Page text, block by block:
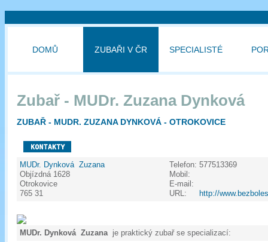
DOMŮ ZUBAŘI V ČR SPECIALISTÉ
Zubař - MUDr. Zuzana Dynková
ZUBAŘ - MUDR. ZUZANA DYNKOVÁ - OTROKOVICE
MUDr. Dynková Zuzana
Objízdná 1628
Otrokovice
765 31
Telefon:
Mobil:
E-mail:
URL:
577513369
http://
MUDr. Dynková Zuzana je praktický zubař se specializací: